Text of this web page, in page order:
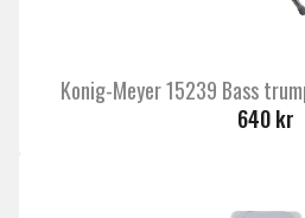
Konig-Meyer 15239 Bass
640 kr